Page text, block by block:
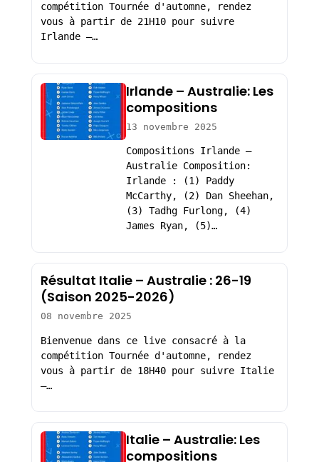
compétition Tournée d'automne, rendez
vous à partir de 21H10 pour suivre
Irlande –…
Irlande – Australie: Les
compositions
13 novembre 2025
Compositions Irlande –
Australie Composition:
Irlande : (1) Paddy
McCarthy, (2) Dan Sheehan,
(3) Tadhg Furlong, (4)
James Ryan, (5)…
Résultat Italie – Australie : 26-19
(Saison 2025-2026)
08 novembre 2025
Bienvenue dans ce live consacré à la
compétition Tournée d'automne, rendez
vous à partir de 18H40 pour suivre Italie
–…
Italie – Australie: Les
compositions